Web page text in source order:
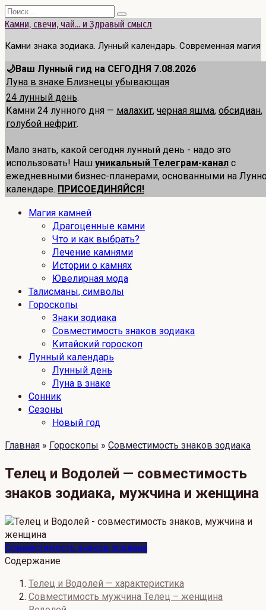
Перейти
к
Search
for:
Камни, свечи, чай... и Здравый смысл
Камни знака зодиака. Лунный календарь. Современная магия
🌙Ваш Лунный гид на СЕГОДНЯ 7.08.2026
Луна в знаке Близнецы убывающая
24 лунный день.
Камни 24 лунного дня — малахит, черная яшма, обсидиан,
голубой нефрит.
Мало знать, какой сегодня лунный день - надо это
использовать! Наш уникальный Телеграм-канал с
ежедневными бизнес-планерами, основанными на
календаре. ПРИСОЕДИНЯЙСЯ!
Магия камней
Драгоценные камни
Что и как выбрать?
Лечение камнями
Истории о камнях
Ювелирная мода
Талисманы, символы
Гороскопы
Знаки зодиака
Совместимость знаков зодиака
Китайский гороскоп
Лунный календарь
Лунный день
Луна в знаке
Сонник
Сезоны
Новый год
Главная » Гороскопы » Совместимость знаков зодиака
Телец и Водолей — совместимость
знаков зодиака, мужчина и женщина
Совместимость знаков зодиака
Содержание
Телец и Водолей — характеристика
Совместимость мужчина Телец – женщина